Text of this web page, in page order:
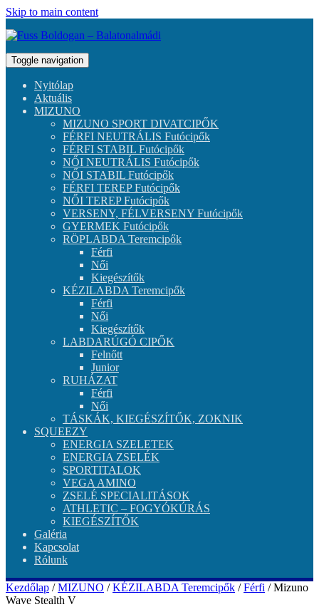
Skip to main content
Toggle navigation
Nyitólap
Aktuális
MIZUNO
MIZUNO SPORT DIVATCIPŐK
FÉRFI NEUTRÁLIS Futócipők
FÉRFI STABIL Futócipők
NŐI NEUTRÁLIS Futócipők
NŐI STABIL Futócipők
FÉRFI TEREP Futócipők
NŐI TEREP Futócipők
VERSENY, FÉLVERSENY Futócipők
GYERMEK Futócipők
RÖPLABDA Teremcipők
Férfi
Női
Kiegészítők
KÉZILABDA Teremcipők
Férfi
Női
Kiegészítők
LABDARÚGÓ CIPŐK
Felnőtt
Junior
RUHÁZAT
Férfi
Női
TÁSKÁK, KIEGÉSZÍTŐK, ZOKNIK
SQUEEZY
ENERGIA SZELETEK
ENERGIA ZSELÉK
SPORTITALOK
VEGA AMINO
ZSELÉ SPECIALITÁSOK
ATHLETIC – FOGYÓKÚRÁS
KIEGÉSZÍTŐK
Galéria
Kapcsolat
Rólunk
Kezdőlap /MIZUNO /KÉZILABDA Teremcipők /Férfi / Mizuno
Wave Stealth V